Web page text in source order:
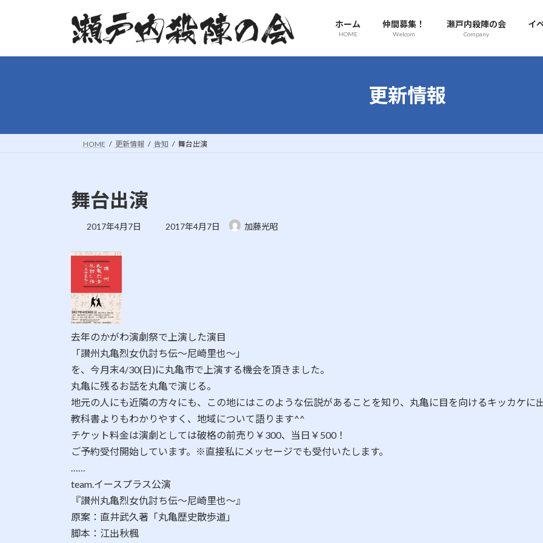
プ
動
ホーム
HOME
仲間募集！
Welcom
瀬戸内殺陣の会
Company
イ
更新情報
HOME 更新情報 告知 舞台出演
舞台出演
2017年4月7日
最
2017年4月7日 加藤光昭
去年のかがわ演劇祭で上演した演目
「讃州丸亀烈女仇討ち伝～尼崎里也～」
を、今月末4/30(日)に丸亀市で上演する機会を頂きました。
丸亀に残るお話を丸亀で演じる。
地元の人にも近隣の方々にも、この地にはこのような伝説があることを知り、丸亀に目を向けるキッカケに
教科書よりもわかりやすく、地域について語ります^^
チケット料金は演劇としては破格の前売り￥300、当日￥500！
ご予約受付開始しています。※直接私にメッセージでも受付いたします。
……
team.イースプラス公演
『讃州丸亀烈女仇討ち伝～尼崎里也～』
原案：直井武久著「丸亀歴史散歩道」
脚本：江出秋楓